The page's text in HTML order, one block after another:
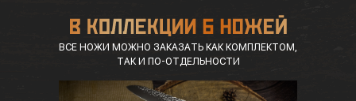
ВСЕ НОЖИ МОЖНО ЗАКАЗАТЬ КАК КОМПЛЕКТОМ,
ТАК И ПО-ОТДЕЛЬНОСТИ